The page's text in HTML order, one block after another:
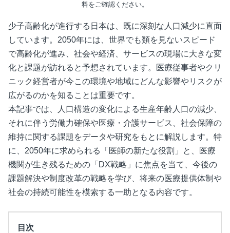
料をご確認ください。
少子高齢化が進行する日本は、既に深刻な人口減少に直面
しています。2050年には、世界でも類を見ないスピード
で高齢化が進み、社会や経済、サービスの現場に大きな変
化と課題が訪れると予想されています。医療従事者やクリ
ニック経営者が今この環境や地域にどんな影響やリスクが
広がるのかを知ることは重要です。
本記事では、人口構造の変化による生産年齢人口の減少、
それに伴う労働力確保や医療・介護サービス、社会保障の
維持に関する課題をデータや研究をもとに解説します。特
に、2050年に求められる「医師の新たな役割」と、医療
機関が生き残るための「DX戦略」に焦点を当て、今後の
課題解決や制度改革の戦略を学び、将来の医療提供体制や
社会の持続可能性を模索する一助となる内容です。
目次